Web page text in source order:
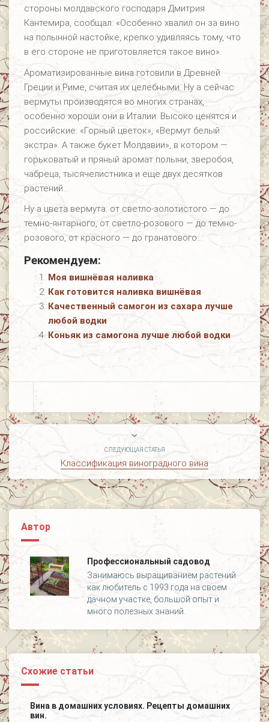
стороны молдавского господаря Дмитрия
Кантемира, сообщал: «Особенно хвалил он за вино
на полынной настойке, крепко удивляясь тому, что
в его стороне не приготовляется такое вино».
Ароматизированные вина готовили в Древней
Греции и Риме, считая их целебными. Ну а сейчас
вермуты производятся во многих странах,
особенно хороши они в Италии. Высоко ценятся и
российские: «Горный цветок», «Вермут белый
экстра». А также букет Молдавии», в котором —
горьковатый и пряный аромат полыни, зверобоя,
чабреца, тысячелистника и еще двух десятков
растений…
Ну а цвета вермута: от светло-золотистого — до
темно-янтарного, от светло-розового — до темно-
розового, от красного — до гранатового…
Рекомендуем:
Моя вишнёвая наливка
Как готовится наливка вишнёвая
Качественный самогон из сахара лучше
любой водки
Коньяк из самогона лучше любой водки
СЛЕДУЮЩАЯ СТАТЬЯ
Классификация виноградного вина
Автор
Профессиональный садовод
Занимаюсь выращиванием растений
как любитель с 1993 года на своем
дачном участке, большой опыт и
много полезных знаний.
Схожие статьи
Вина в домашних условиях. Рецепты домашних
вин.